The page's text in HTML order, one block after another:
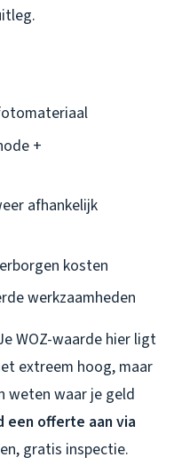
+
afhankelijk
kosten
werkzaamheden
WOZ-waarde hier ligt
extreem hoog, maar
weten waar je geld
een offerte aan via
gratis inspectie.